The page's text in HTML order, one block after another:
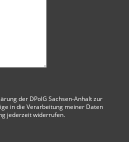
der DPolG Sachsen-Anhaltzur
in die Verarbeitung meiner Daten
jederzeit widerrufen.